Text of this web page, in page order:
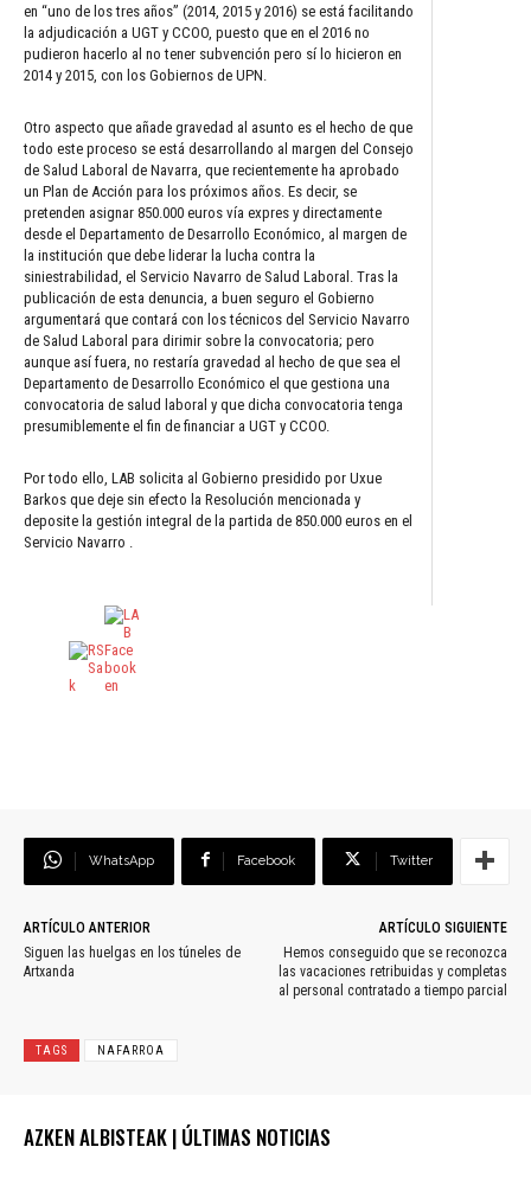
en “uno de los tres años” (2014, 2015 y 2016) se está facilitando
la adjudicación a UGT y CCOO, puesto que en el 2016 no
pudieron hacerlo al no tener subvención pero sí lo hicieron en
2014 y 2015, con los Gobiernos de UPN.
Otro aspecto que añade gravedad al asunto es el hecho de que
todo este proceso se está desarrollando al margen del Consejo
de Salud Laboral de Navarra, que recientemente ha aprobado
un Plan de Acción para los próximos años. Es decir, se
pretenden asignar 850.000 euros vía expres y directamente
desde el Departamento de Desarrollo Económico, al margen de
la institución que debe liderar la lucha contra la
siniestrabilidad, el Servicio Navarro de Salud Laboral. Tras la
publicación de esta denuncia, a buen seguro el Gobierno
argumentará que contará con los técnicos del Servicio Navarro
de Salud Laboral para dirimir sobre la convocatoria; pero
aunque así fuera, no restaría gravedad al hecho de que sea el
Departamento de Desarrollo Económico el que gestiona una
convocatoria de salud laboral y que dicha convocatoria tenga
presumiblemente el fin de financiar a UGT y CCOO.
Por todo ello, LAB solicita al Gobierno presidido por Uxue
Barkos que deje sin efecto la Resolución mencionada y
deposite la gestión integral de la partida de 850.000 euros en el
Servicio Navarro .
WhatsApp Facebook Twitter
ARTÍCULO ANTERIOR
Siguen las huelgas en los túneles de
Artxanda
ARTÍCULO SIGUIENTE
Hemos conseguido que se reconozca
las vacaciones retribuidas y completas
al personal contratado a tiempo parcial
TAGS NAFARROA
AZKEN ALBISTEAK | ÚLTIMAS NOTICIAS